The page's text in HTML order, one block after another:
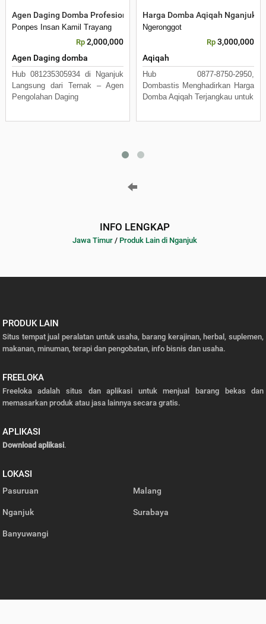
Agen Daging Domba Profesional di Nganjuk
Ponpes Insan Kamil Trayang
Rp 2,000,000
Agen Daging domba
Hub 081235305934 di Nganjuk
Langsung dari Ternak – Agen
Pengolahan Daging
Harga Domba Aqiqah Nganjuk
Ngeronggot
Rp 3,000,000
Aqiqah
Hub 0877-8750-2950,
Dombastis Menghadirkan Harga
Domba Aqiqah Terjangkau untuk
INFO LENGKAP
Jawa Timur / Produk Lain di Nganjuk
PRODUK LAIN
Situs tempat jual peralatan untuk usaha, barang kerajinan, herbal, suplemen,
makanan, minuman, terapi dan pengobatan, info bisnis dan usaha.
FREELOKA
Freeloka adalah situs dan aplikasi untuk menjual barang bekas dan
memasarkan produk atau jasa lainnya secara gratis.
APLIKASI
Download aplikasi.
LOKASI
Pasuruan Malang
Nganjuk Surabaya
Banyuwangi